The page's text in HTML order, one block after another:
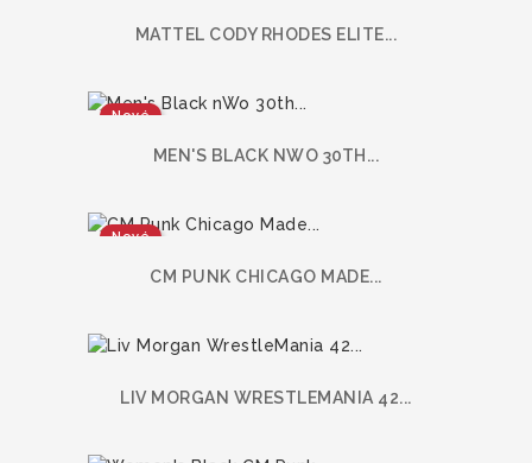
MATTEL CODY RHODES ELITE...
Nové
MEN'S BLACK NWO 30TH...
Nové
CM PUNK CHICAGO MADE...
LIV MORGAN WRESTLEMANIA 42...